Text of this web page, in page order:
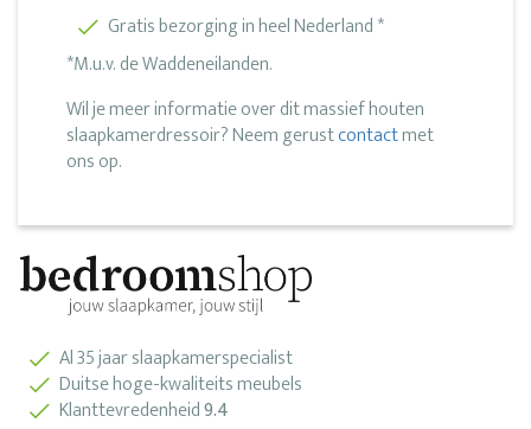
Gratis bezorging in heel Nederland *
*M.u.v. de Waddeneilanden.
Wil je meer informatie over dit massief houten
slaapkamerdressoir? Neem gerustcontactmet
ons op.
Al 35 jaar slaapkamerspecialist
Duitse hoge-kwaliteits meubels
Klanttevredenheid9.4